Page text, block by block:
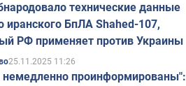
технические данные
иранского БпЛА Shahed-107,
РФ применяет против Украины
25.11.2025 11:26
проинформированы":